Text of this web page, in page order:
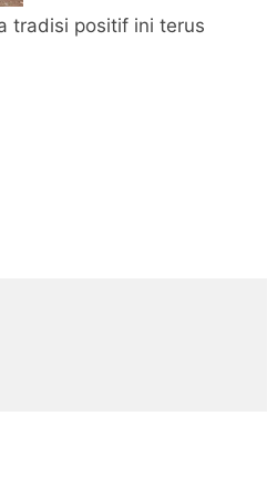
tradisi positif ini terus